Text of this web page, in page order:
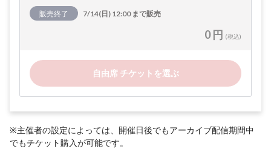
販売終了 7/14(日) 12:00 まで販売
0 円 (税込)
自由席 チケットを選ぶ
※主催者の設定によっては、開催日後でもアーカイブ配信期間中
でもチケット購入が可能です。